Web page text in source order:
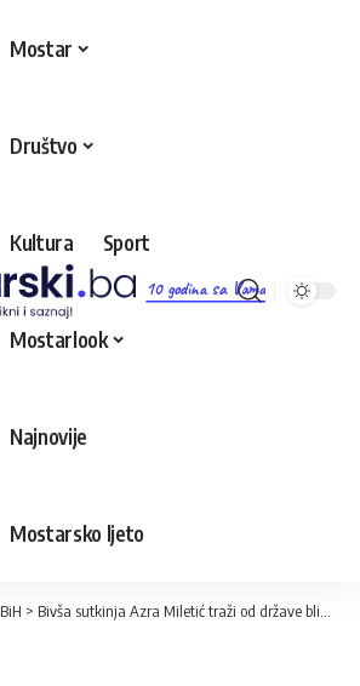
10 godina sa Vama
Mostar
Društvo
Kultura Sport
Mostarlook
Najnovije
Mostarsko ljeto
BiH > Bivša sutkinja Azra Miletić traži od države blizu 300.000 KM za naknadu štete zbog povrede časti